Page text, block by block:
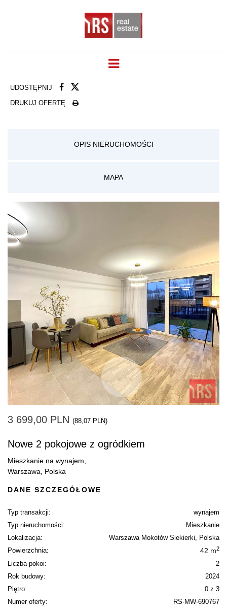
UDOSTĘPNIJ
DRUKUJ OFERTĘ
OPIS NIERUCHOMOŚCI
MAPA
3 699,00 PLN (88,07 PLN)
Nowe 2 pokojowe z ogródkiem
Mieszkanie na wynajem,
Warszawa, Polska
DANE SZCZEGÓŁOWE
Typ transakcji:
wynajem
Typ nieruchomości:
Mieszkanie
Lokalizacja:
Warszawa Mokotów Siekierki, Polska
Powierzchnia:
42 m2
Liczba pokoi:
2
Rok budowy:
2024
Piętro:
0 z 3
Numer oferty:
RS-MW-690767